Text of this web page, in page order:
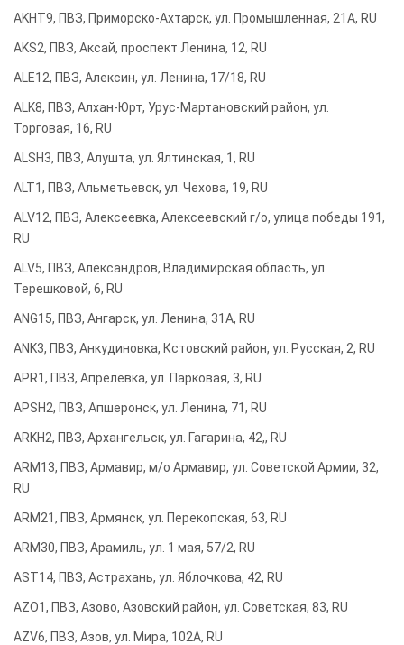
AKHT9, ПВЗ, Приморско-Ахтарск, ул. Промышленная, 21А, RU
AKS2, ПВЗ, Аксай, проспект Ленина, 12, RU
ALE12, ПВЗ, Алексин, ул. Ленина, 17/18, RU
ALK8, ПВЗ, Алхан-Юрт, Урус-Мартановский район, ул.
Торговая, 16, RU
ALSH3, ПВЗ, Алушта, ул. Ялтинская, 1, RU
ALT1, ПВЗ, Альметьевск, ул. Чехова, 19, RU
ALV12, ПВЗ, Алексеевка, Алексеевский г/о, улица победы 191,
RU
ALV5, ПВЗ, Александров, Владимирская область, ул.
Терешковой, 6, RU
ANG15, ПВЗ, Ангарск, ул. Ленина, 31А, RU
ANK3, ПВЗ, Анкудиновка, Кстовский район, ул. Русская, 2, RU
APR1, ПВЗ, Апрелевка, ул. Парковая, 3, RU
APSH2, ПВЗ, Апшеронск, ул. Ленина, 71, RU
ARKH2, ПВЗ, Архангельск, ул. Гагарина, 42,, RU
ARM13, ПВЗ, Армавир, м/о Армавир, ул. Советской Армии, 32,
RU
ARM21, ПВЗ, Армянск, ул. Перекопская, 63, RU
ARM30, ПВЗ, Арамиль, ул. 1 мая, 57/2, RU
AST14, ПВЗ, Астрахань, ул. Яблочкова, 42, RU
AZO1, ПВЗ, Азово, Азовский район, ул. Советская, 83, RU
AZV6, ПВЗ, Азов, ул. Мира, 102А, RU